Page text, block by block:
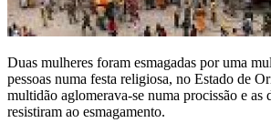
Duas mulheres foram esmagadas por uma
pessoas numa festa religiosa, no Estado de
multidão aglomerava-se numa procissão e as
resistiram ao esmagamento.